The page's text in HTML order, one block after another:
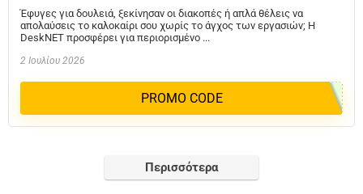
Έφυγες για δουλειά, ξεκίνησαν οι διακοπές ή απλά θέλεις να
απολαύσεις το καλοκαίρι σου χωρίς το άγχος των εργασιών; Η
DeskNET προσφέρει για περιορισμένο ...
2 Ιουλίου 2026
PROMO CODE
Περισσότερα